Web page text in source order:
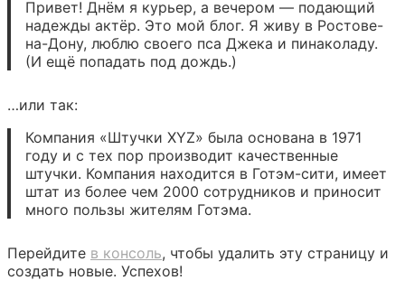
Привет! Днём я курьер, а вечером — подающий
надежды актёр. Это мой блог. Я живу в Ростове-
на-Дону, люблю своего пса Джека и пинаколаду.
(И ещё попадать под дождь.)
…или так:
Компания «Штучки XYZ» была основана в 1971
году и с тех пор производит качественные
штучки. Компания находится в Готэм-сити, имеет
штат из более чем 2000 сотрудников и приносит
много пользы жителям Готэма.
Перейдите в консоль, чтобы удалить эту страницу и
создать новые. Успехов!